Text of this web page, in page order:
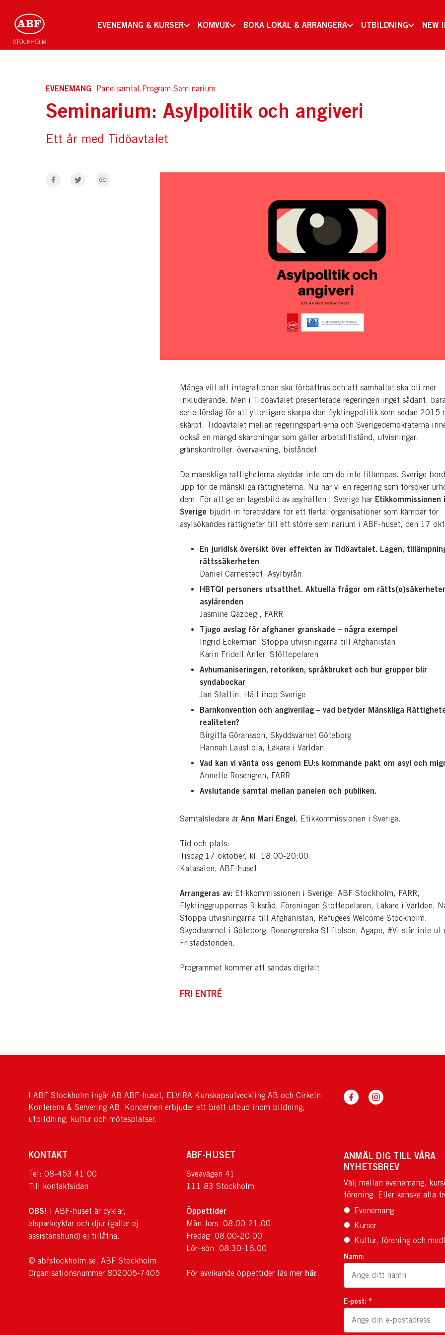
EVENEMANG & KURSER KOMVUX BOKA LOKAL & ARRANGERA UTBILDNING NEW
EVENEMANG Panelsamtal,Program,Seminarium
Seminarium: Asylpolitik och angiveri
Ett år med Tidöavtalet
Många vill att integrationen ska förbättras och att samhället ska bli mer
inkluderande. Men i Tidöavtalet presenterade regeringen inget sådant,
serie förslag för att ytterligare skärpa den flyktingpolitik som sedan 2015
skärpt. Tidöavtalet mellan regeringspartierna och Sverigedemokraterna
också en mängd skärpningar som gäller arbetstillstånd, utvisningar,
gränskontroller, övervakning, biståndet.
De mänskliga rättigheterna skyddar inte om de inte tillämpas. Sverige
upp för de mänskliga rättigheterna. Nu har vi en regering som försöker
dem. För att ge en lägesbild av asylrätten i Sverige har Etikkommissionen i
Sverige bjudit in företrädare för ett flertal organisationer som kämpar för
asylsökandes rättigheter till ett större seminarium i ABF-huset, den 17
En juridisk översikt över effekten av Tidöavtalet. Lagen,
rättssäkerheten
Daniel Carnestedt, Asylbyrån
HBTQI personers utsatthet. Aktuella frågor om
asylärenden
Jasmine Qazbegi, FARR
Tjugo avslag för afghaner granskade – några exempel
Ingrid Eckerman, Stoppa utvisningarna till Afghanistan
Karin Fridell Anter, Stöttepelaren
Avhumaniseringen, retoriken, språkbruket och hur grupper blir
syndabockar
Jan Stattin, Håll ihop Sverige
Barnkonvention och angiverilag – vad betyder Mänskliga
realiteten?
Birgitta Göransson, Skyddsvärnet Göteborg
Hannah Laustiola, Läkare i Världen
Vad kan vi vänta oss genom EU:s kommande pakt om asyl och
Annette Rosengren, FARR
Avslutande samtal mellan panelen och publiken.
Samtalsledare är Ann Mari Engel, Etikkommissionen i Sverige.
Tid och plats:
Tisdag 17 oktober, kl. 18:00-20:00
Katasalen, ABF-huset
Arrangeras av: Etikkommissionen i Sverige, ABF Stockholm, FARR,
Flyktinggruppernas Riksråd, Föreningen Stöttepelaren, Läkare i Världen,
Stoppa utvisningarna till Afghanistan, Refugees Welcome Stockholm,
Skyddsvärnet i Göteborg, Rosengrenska Stiftelsen, Agape, #Vi står inte ut
Fristadsfonden.
Programmet kommer att sändas digitalt
FRI ENTRÉ
I ABF Stockholm ingår AB ABF-huset, ELVIRA Kunskapsutveckling AB och Cirkeln
Konferens & Servering AB. Koncernen erbjuder ett brett utbud inom bildning,
utbildning, kultur och mötesplatser.
KONTAKT
Tel: 08-453 41 00
Till kontaktsidan
OBS! I ABF-huset är cyklar,
elsparkcyklar och djur (gäller ej
assistanshund) ej tillåtna.
© abfstockholm.se, ABF Stockholm
Organisationsnummer 802005-7405
ABF-HUSET
Sveavägen 41
111 83 Stockholm
Öppettider
Mån-tors 08.00-21.00
Fredag 08.00-20.00
Lör–sön 08.30-16.00
För avvikande öppettider läs mer här.
ANMÄL DIG TILL VÅRA
NYHETSBREV
Välj mellan evenemang,
förening. Eller kanske alla
Evenemang
Kurser
Kultur, förening och
Namn:
E-post: *